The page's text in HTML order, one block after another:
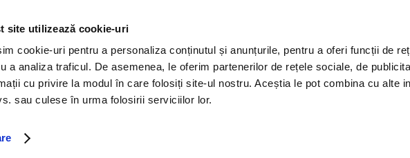
site utilizează cookie-uri
cookie-uri pentru a personaliza conținutul și anunțurile, pentru a oferi funcții de
a analiza traficul. De asemenea, le oferim partenerilor de rețele sociale, de
cu privire la modul în care folosiți site-ul nostru. Aceștia le pot combina cu alte
sau culese în urma folosirii serviciilor lor.